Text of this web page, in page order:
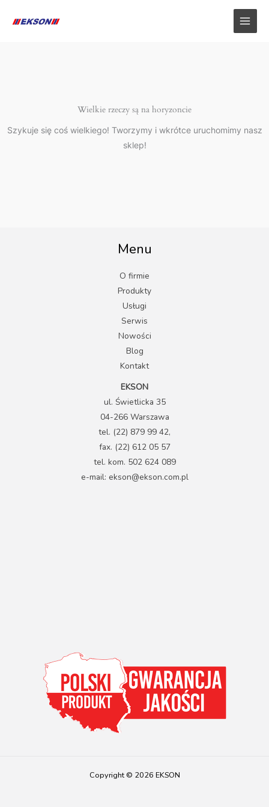
Wielkie rzeczy są na horyzoncie
Szykuje się coś wielkiego! Tworzymy i wkrótce uruchomimy nasz
sklep!
Menu
O firmie
Produkty
Usługi
Serwis
Nowości
Blog
Kontakt
EKSON
ul. Świetlicka 35
04-266 Warszawa
tel. (22) 879 99 42,
fax. (22) 612 05 57
tel. kom. 502 624 089
e-mail: ekson@ekson.com.pl
Copyright © 2026 EKSON